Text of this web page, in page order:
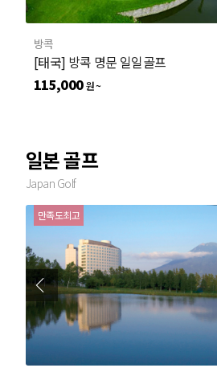
방콕
[태국] 방콕 명문 일일골프
115,000 원 ~
일본 골프
Japan Golf
만족도최고